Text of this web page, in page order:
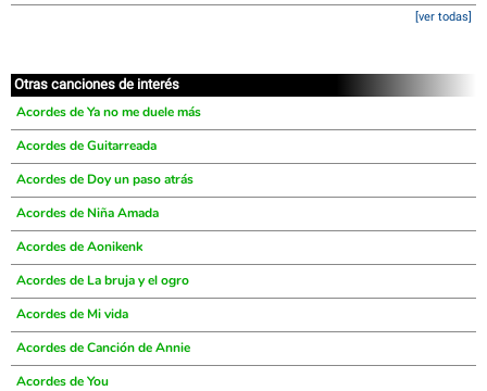
[ver todas]
Otras canciones de interés
Acordes de Ya no me duele más
Acordes de Guitarreada
Acordes de Doy un paso atrás
Acordes de Niña Amada
Acordes de Aonikenk
Acordes de La bruja y el ogro
Acordes de Mi vida
Acordes de Canción de Annie
Acordes de You